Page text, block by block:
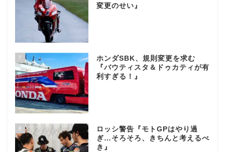
変更のせい』
7
ホンダSBK、規則変更を求む
『バウティスタ＆ドゥカティが有
利すぎる！』
8
ロッシ警告『モトGPはやり過
ぎ…そろそろ、きちんと考えるべ
き』